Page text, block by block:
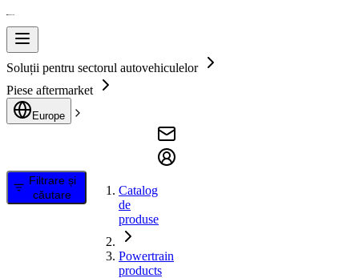
Soluții pentru sectorul autovehiculelor
Piese aftermarket
Europe
Filtrare și
căutare
Catalog
de
produse
Powertrain
products